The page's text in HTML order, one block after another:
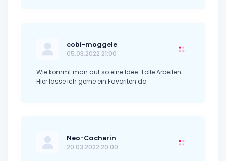
cobi-moggele
05.03.2022 21:00
Wie kommt man auf so eine Idee. Tolle Arbeiten.
Hier lasse ich gerne ein Favoriten da
Neo-Cacherin
20.03.2022 20:00